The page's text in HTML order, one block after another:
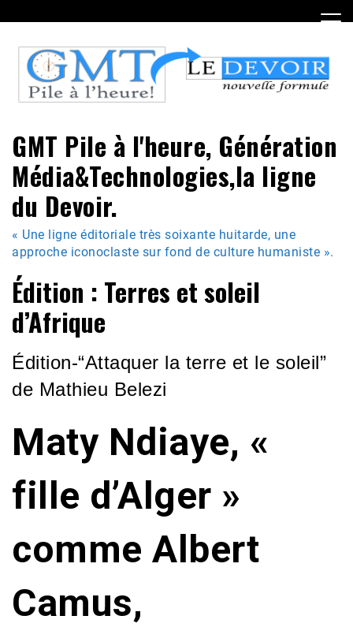
to
content
GMT Pile à l'heure, Génération
Média&Technologies,la ligne
du Devoir.
« Une ligne éditoriale très soixante huitarde, une
approche iconoclaste sur fond de culture humaniste ».
Édition : Terres et soleil
d’Afrique
Édition-“Attaquer la terre et le soleil”
de Mathieu Belezi
Maty Ndiaye, «
fille d’Alger »
comme Albert
Camus,